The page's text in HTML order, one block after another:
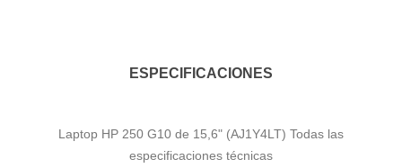
ESPECIFICACIONES
Laptop HP 250 G10 de 15,6" (AJ1Y4LT) Todas las
especificaciones técnicas